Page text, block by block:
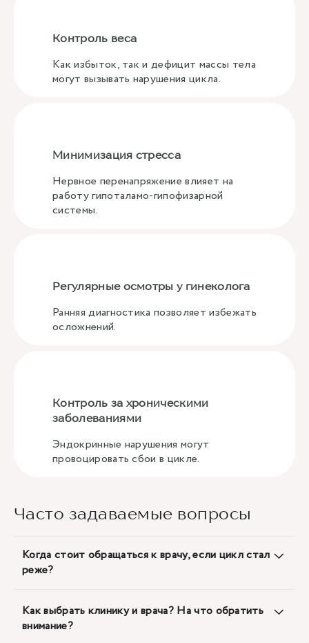
Контроль веса
Как избыток, так и дефицит массы тела
могут вызывать нарушения цикла.
Минимизация стресса
Нервное перенапряжение влияет на
работу гипоталамо-гипофизарной
системы.
Регулярные осмотры у гинеколога
Ранняя диагностика позволяет избежать
осложнений.
Контроль за хроническими
заболеваниями
Эндокринные нарушения могут
провоцировать сбои в цикле.
Часто задаваемые вопросы
Когда стоит обращаться к врачу, если цикл стал
реже?
Как выбрать клинику и врача? На что обратить
внимание?